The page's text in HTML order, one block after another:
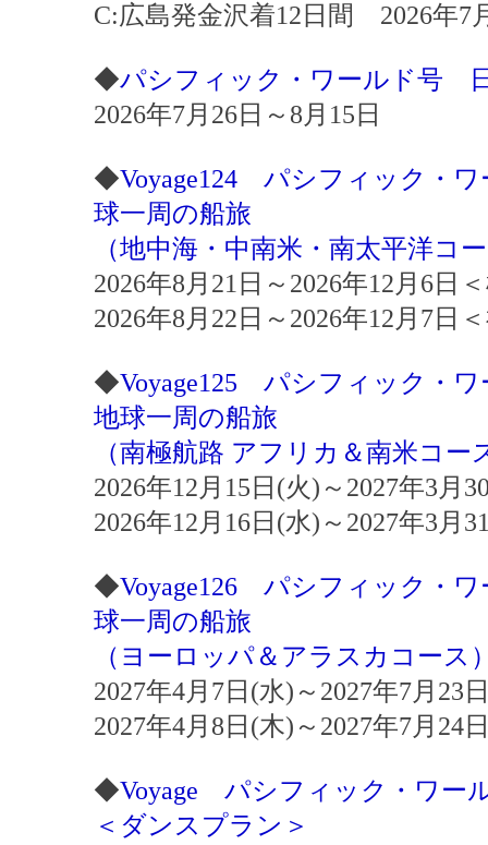
C:広島発金沢着12日間 2026年7
◆パシフィック・ワールド号
2026年7月26日～8月15日
◆Voyage124 パシフィック・
球一周の船旅
（地中海・中南米・南太平洋コ
2026年8月21日～2026年12月6日
2026年8月22日～2026年12月7日
◆Voyage125 パシフィック・
地球一周の船旅
（南極航路 アフリカ＆南米コー
2026年12月15日(火)～2027年3月
2026年12月16日(水)～2027年3月
◆Voyage126 パシフィック・
球一周の船旅
（ヨーロッパ＆アラスカコース
2027年4月7日(水)～2027年7月23
2027年4月8日(木)～2027年7月24
◆Voyage パシフィック・ワー
＜ダンスプラン＞